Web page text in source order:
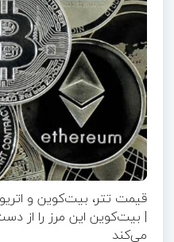
| بیت‌کوین این مرز را از
می‌کند